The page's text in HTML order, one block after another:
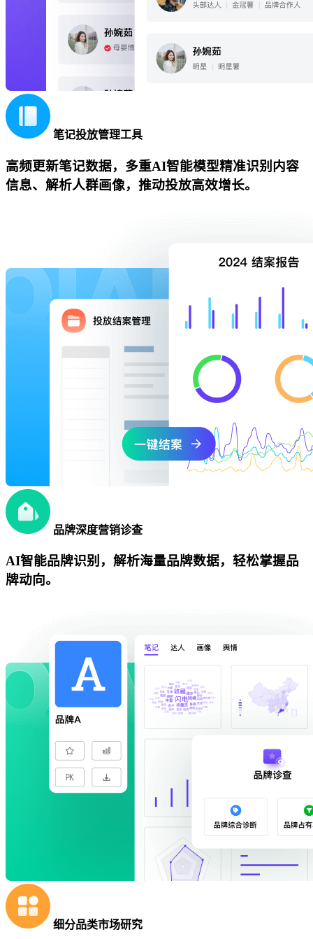
笔记投放管理工具
高频更新笔记数据，多重AI智能模型精准识别内容
信息、解析人群画像，推动投放高效增长。
品牌深度营销诊查
AI智能品牌识别，解析海量品牌数据，轻松掌握品
牌动向。
细分品类市场研究